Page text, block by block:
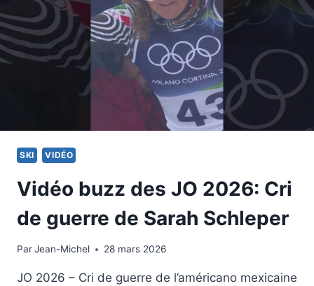
RÉCOMPENSES
SKI VIDÉO
Vidéo buzz des JO 2026: Cri
de guerre de Sarah Schleper
ParJean-Michel
14 février 2026 28 mars 2026
JO 2026 – Cri de guerre de l’américano mexicaine